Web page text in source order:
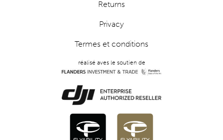
Returns
Privacy
Termes et conditions
réalisé aves le soutien de